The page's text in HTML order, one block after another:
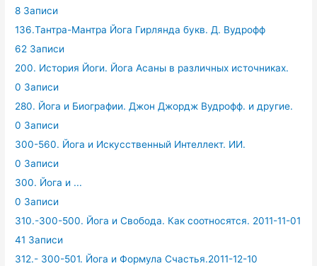
8 Записи
136.Тантра-Мантра Йога Гирлянда букв. Д. Вудрофф
62 Записи
200. История Йоги. Йога Асаны в различных источниках.
0 Записи
280. Йога и Биографии. Джон Джордж Вудрофф. и другие.
0 Записи
300-560. Йога и Искусственный Интеллект. ИИ.
0 Записи
300. Йога и ...
0 Записи
310.-300-500. Йога и Свобода. Как соотносятся. 2011-11-01
41 Записи
312.- 300-501. Йога и Формула Счастья.2011-12-10